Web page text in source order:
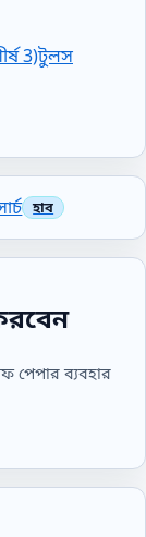
3)টুলস
পেপার ব্যবহার